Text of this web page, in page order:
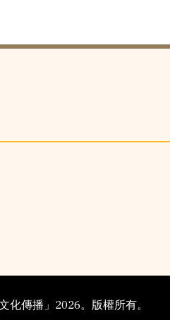
傳播」2026。版權所有。